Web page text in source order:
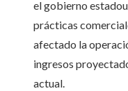
el gobierno
prácticas
afectado la
ingresos
actual.